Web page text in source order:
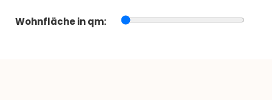
Wohnfläche in qm: